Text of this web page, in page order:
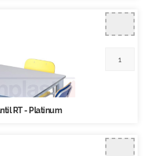
RT - Platinum